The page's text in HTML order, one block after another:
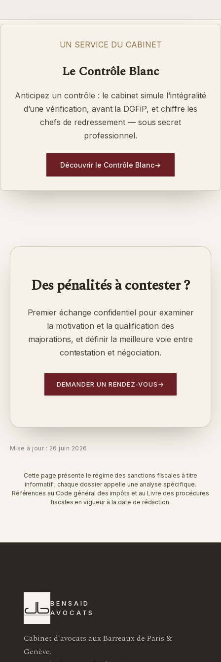
UN SERVICE DU CABINET
Le Contrôle Blanc
Anticipez un contrôle : le cabinet simule l’intégralité
d’une vérification, avant la DGFiP, et chiffre les
chefs de redressement — sous secret
professionnel.
Découvrir le Contrôle Blanc→
Des pénalités à contester ?
Premier échange confidentiel pour examiner
la motivation et la qualification des
majorations, et définir la meilleure voie entre
contestation et négociation.
DEMANDER UN RENDEZ-VOUS→
Mise à jour : 26 juin 2026
Cette page présente le régime des sanctions fiscales à titre
informatif ; chaque dossier appelle une analyse spécifique.
Références au Code général des impôts et au Livre des procédures
fiscales en vigueur à la date de rédaction.
BENSAID
AVOCATS
Cabinet d'avocats aux Barreaux de Paris &
Genève.